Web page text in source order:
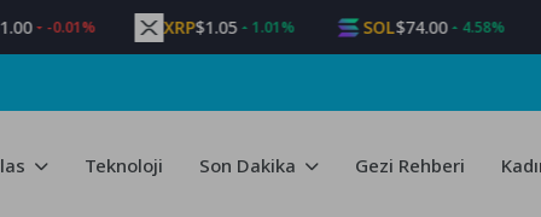
-0.01% XRP $1.05 1.01% SOL $74.00 4.58%
Teknoloji Son Dakika Gezi Rehberi